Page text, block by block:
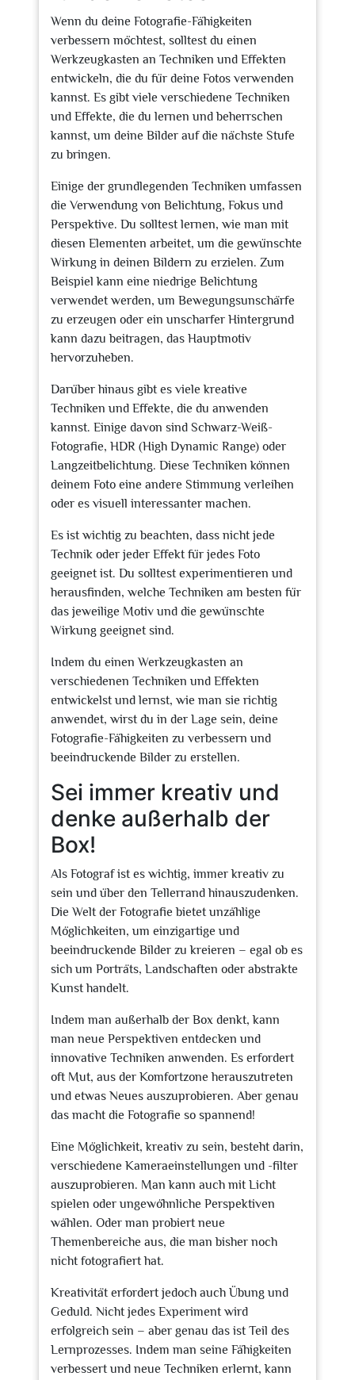
Wenn du deine Fotografie-Fähigkeiten
verbessern möchtest, solltest du einen
Werkzeugkasten an Techniken und Effekten
entwickeln, die du für deine Fotos verwenden
kannst. Es gibt viele verschiedene Techniken
und Effekte, die du lernen und beherrschen
kannst, um deine Bilder auf die nächste Stufe
zu bringen.
Einige der grundlegenden Techniken umfassen
die Verwendung von Belichtung, Fokus und
Perspektive. Du solltest lernen, wie man mit
diesen Elementen arbeitet, um die gewünschte
Wirkung in deinen Bildern zu erzielen. Zum
Beispiel kann eine niedrige Belichtung
verwendet werden, um Bewegungsunschärfe
zu erzeugen oder ein unscharfer Hintergrund
kann dazu beitragen, das Hauptmotiv
hervorzuheben.
Darüber hinaus gibt es viele kreative
Techniken und Effekte, die du anwenden
kannst. Einige davon sind Schwarz-Weiß-
Fotografie, HDR (High Dynamic Range) oder
Langzeitbelichtung. Diese Techniken können
deinem Foto eine andere Stimmung verleihen
oder es visuell interessanter machen.
Es ist wichtig zu beachten, dass nicht jede
Technik oder jeder Effekt für jedes Foto
geeignet ist. Du solltest experimentieren und
herausfinden, welche Techniken am besten für
das jeweilige Motiv und die gewünschte
Wirkung geeignet sind.
Indem du einen Werkzeugkasten an
verschiedenen Techniken und Effekten
entwickelst und lernst, wie man sie richtig
anwendet, wirst du in der Lage sein, deine
Fotografie-Fähigkeiten zu verbessern und
beeindruckende Bilder zu erstellen.
Sei immer kreativ und
denke außerhalb der
Box!
Als Fotograf ist es wichtig, immer kreativ zu
sein und über den Tellerrand hinauszudenken.
Die Welt der Fotografie bietet unzählige
Möglichkeiten, um einzigartige und
beeindruckende Bilder zu kreieren – egal ob es
sich um Porträts, Landschaften oder abstrakte
Kunst handelt.
Indem man außerhalb der Box denkt, kann
man neue Perspektiven entdecken und
innovative Techniken anwenden. Es erfordert
oft Mut, aus der Komfortzone herauszutreten
und etwas Neues auszuprobieren. Aber genau
das macht die Fotografie so spannend!
Eine Möglichkeit, kreativ zu sein, besteht darin,
verschiedene Kameraeinstellungen und -filter
auszuprobieren. Man kann auch mit Licht
spielen oder ungewöhnliche Perspektiven
wählen. Oder man probiert neue
Themenbereiche aus, die man bisher noch
nicht fotografiert hat.
Kreativität erfordert jedoch auch Übung und
Geduld. Nicht jedes Experiment wird
erfolgreich sein – aber genau das ist Teil des
Lernprozesses. Indem man seine Fähigkeiten
verbessert und neue Techniken erlernt, kann